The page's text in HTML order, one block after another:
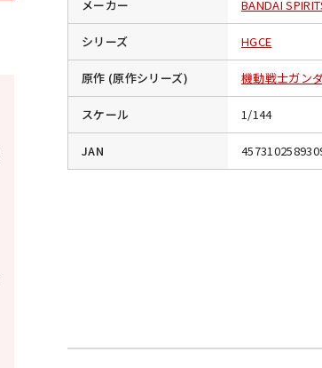
メーカー BANDAI
シリーズ HGCE
原作 (原作シリーズ) 機動戦士ガン
スケール 1/144
JAN